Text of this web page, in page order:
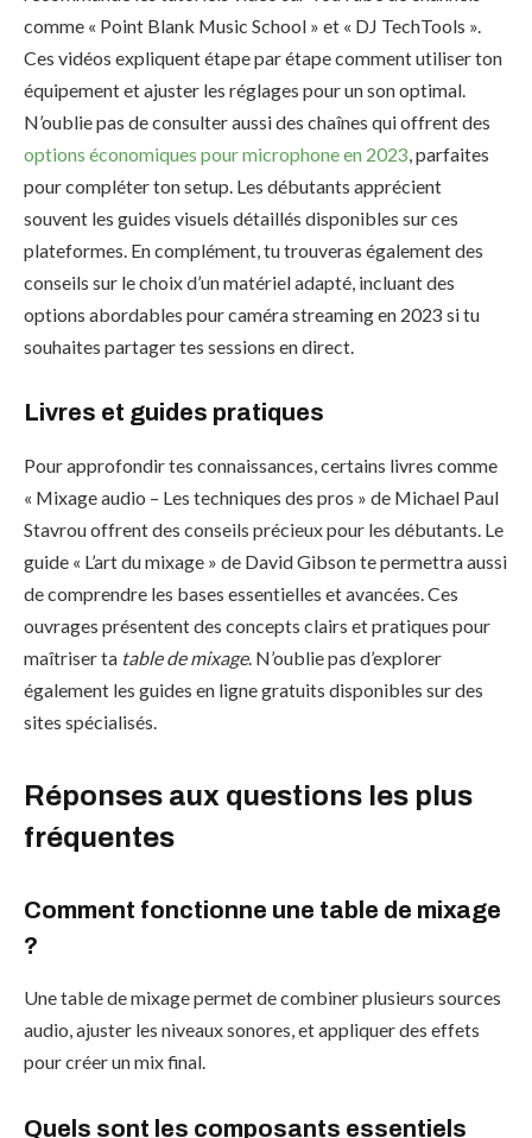
comme « Point Blank Music School » et « DJ TechTools ».
Ces vidéos expliquent étape par étape comment utiliser ton
équipement et ajuster les réglages pour un son optimal.
N’oublie pas de consulter aussi des chaînes qui offrent des
options économiques pour microphone en 2023 , parfaites
pour compléter ton setup. Les débutants apprécient
souvent les guides visuels détaillés disponibles sur ces
plateformes. En complément, tu trouveras également des
conseils sur le choix d’un matériel adapté, incluant des
options abordables pour caméra streaming en 2023 si tu
souhaites partager tes sessions en direct.
Livres et guides pratiques
Pour approfondir tes connaissances, certains livres comme
« Mixage audio – Les techniques des pros » de Michael Paul
Stavrou offrent des conseils précieux pour les débutants. Le
guide « L’art du mixage » de David Gibson te permettra aussi
de comprendre les bases essentielles et avancées. Ces
ouvrages présentent des concepts clairs et pratiques pour
maîtriser ta table de mixage. N’oublie pas d’explorer
également les guides en ligne gratuits disponibles sur des
sites spécialisés.
Réponses aux questions les plus
fréquentes
Comment fonctionne une table de mixage
?
Une table de mixage permet de combiner plusieurs sources
audio, ajuster les niveaux sonores, et appliquer des effets
pour créer un mix final.
Quels sont les composants essentiels